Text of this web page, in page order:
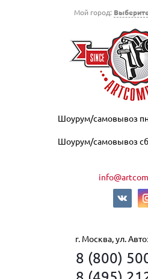
Мой город:
Шоурум/самовывоз
Шоурум/самовывоз
г. Москва, ул.
8 (800)